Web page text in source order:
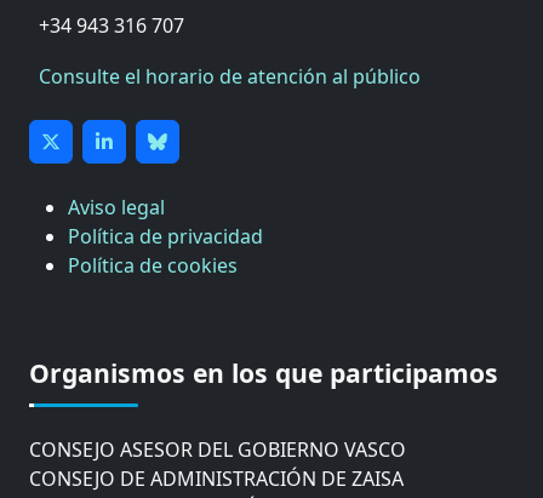
+34 943 316 707
Consulte el horario de atención al público
Aviso legal
Política de privacidad
Política de cookies
Organismos en los que participamos
AYUNTAMIENTO DE DONOSTIA
COMITÉ DE INSPECCION DE GIPUZKOA
CONSEJO ASESOR DEL GOBIERNO VASCO
CONSEJO DE ADMINISTRACIÓN DE ZAISA